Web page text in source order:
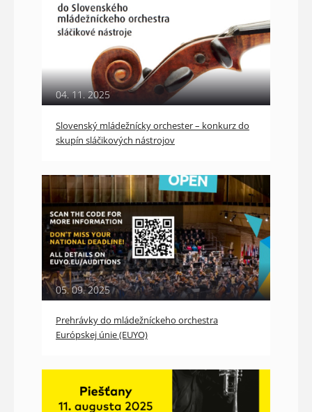
04. 11. 2025
Slovenský mládežnícky orchester – konkurz do
skupín sláčikových nástrojov
05. 09. 2025
Prehrávky do mládežníckeho orchestra
Európskej únie (EUYO)